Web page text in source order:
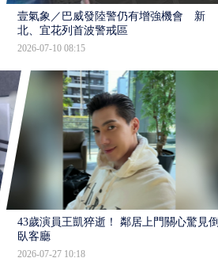
壹氣象／巴威發陸警仍有增強機會 新
北、宜花列首波警戒區
2026-07-10 08:15
43歲演員王凱猝逝！ 鄰居上門關心驚見倒
臥客廳
2026-07-27 10:18